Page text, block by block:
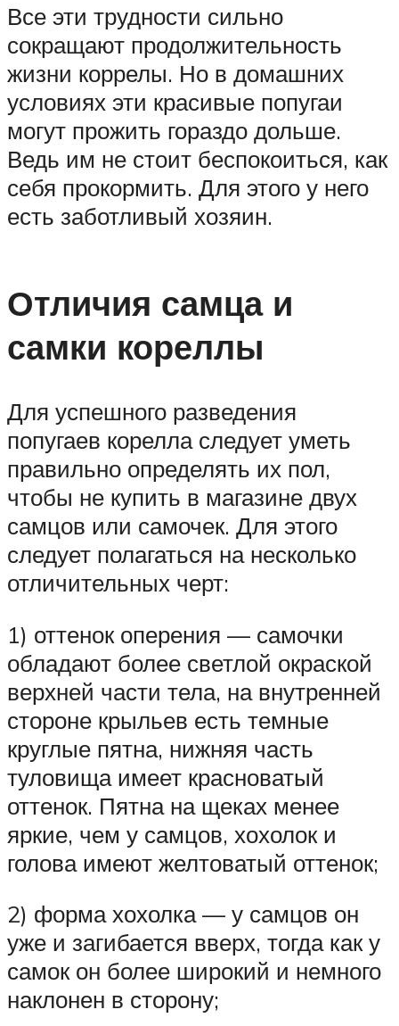
Все эти трудности сильно
сокращают продолжительность
жизни коррелы. Но в домашних
условиях эти красивые попугаи
могут прожить гораздо дольше.
Ведь им не стоит беспокоиться, как
себя прокормить. Для этого у него
есть заботливый хозяин.
Отличия самца и
самки кореллы
Для успешного разведения
попугаев корелла следует уметь
правильно определять их пол,
чтобы не купить в магазине двух
самцов или самочек. Для этого
следует полагаться на несколько
отличительных черт:
1) оттенок оперения — самочки
обладают более светлой окраской
верхней части тела, на внутренней
стороне крыльев есть темные
круглые пятна, нижняя часть
туловища имеет красноватый
оттенок. Пятна на щеках менее
яркие, чем у самцов, хохолок и
голова имеют желтоватый оттенок;
2) форма хохолка — у самцов он
уже и загибается вверх, тогда как у
самок он более широкий и немного
наклонен в сторону;